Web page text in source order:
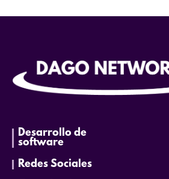
Desarrollo de
software
Redes Sociales